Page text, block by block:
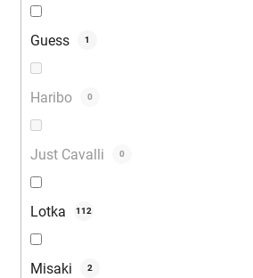
Guess 1
Haribo 0
Just Cavalli 0
Lotka 112
Misaki 2